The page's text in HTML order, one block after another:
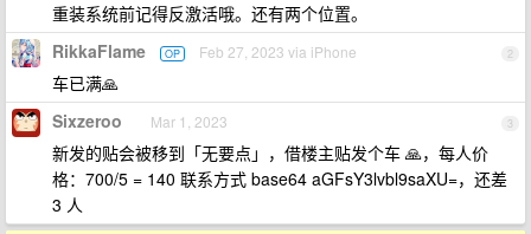
重装系统前记得反激活哦。还有两个位置。
2
RikkaFlame OP Feb 27, 2023 via iPhone
车已满🙏
3
Sixzeroo Mar 1, 2023
新发的贴会被移到「无要点」，借楼主贴发个车 🙏，每人价
格：700/5 = 140 联系方式 base64 aGFsY3lvbl9saXU=，还差
3 人